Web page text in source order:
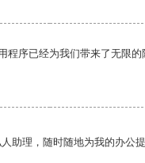
程序已经为我们带来了无限
助理，随时随地为我的办公提